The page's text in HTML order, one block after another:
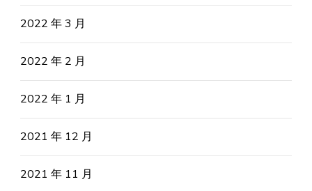
2022 年 3 月
2022 年 2 月
2022 年 1 月
2021 年 12 月
2021 年 11 月